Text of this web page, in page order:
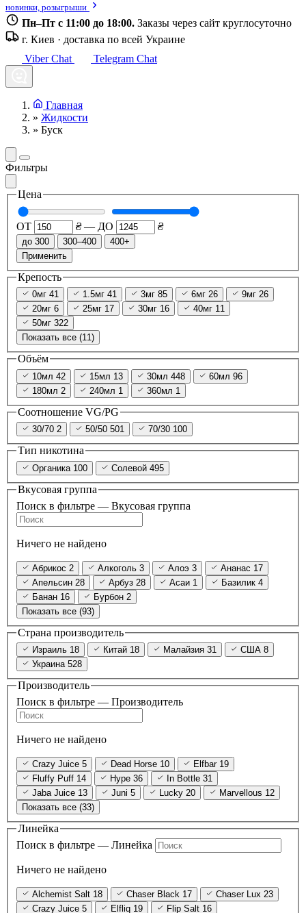
новинки, розыгрыши
Пн–Пт с 11:00 до 18:00. Заказы через сайт круглосуточно
г. Киев · доставка по всей Украине
Viber Chat
Telegram Chat
Главная
» Жидкости
» Буск
Фильтры
Цена
ОТ ₴ — ДО ₴
до 300 300–400
400+
Применить
Крепость
0мг 41 1.5мг 41 3мг 85 6мг 26 9мг 26
20мг 6 25мг 17 30мг 16 40мг 11
50мг 322
Показать все (11)
Объём
10мл 42 15мл 13 30мл 448 60мл 96
180мл 2 240мл 1 360мл 1
Соотношение VG/PG
30/70 2 50/50 501 70/30 100
Тип никотина
Органика 100 Солевой 495
Вкусовая группа
Поиск в фильтре — Вкусовая группа
Ничего не найдено
Абрикос 2 Алкоголь 3 Алоэ 3 Ананас 17
Апельсин 28 Арбуз 28 Асаи 1 Базилик 4
Банан 16 Бурбон 2
Показать все (93)
Страна производитель
Израиль 18 Китай 18 Малайзия 31 США 8
Украина 528
Производитель
Поиск в фильтре — Производитель
Ничего не найдено
Crazy Juice 5 Dead Horse 10 Elfbar 19
Fluffy Puff 14 Hype 36 In Bottle 31
Jaba Juice 13 Juni 5 Lucky 20 Marvellous 12
Показать все (33)
Линейка
Поиск в фильтре — Линейка
Ничего не найдено
Alchemist Salt 18 Chaser Black 17 Chaser Lux 23
Crazy Juice 5 Elfliq 19 Flip Salt 16